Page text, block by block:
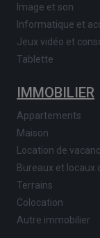
Image et son
Informatique et
Jeux vidéo et
Tablette
IMMOBILIER
Appartements
Maison
Location de
Bureaux et locaux
Terrains
Colocation
Autre immobilier